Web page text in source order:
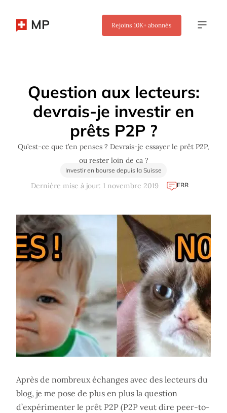
MP Rejoins 10K+ abonnés
Question aux lecteurs:
devrais-je investir en
prêts P2P ?
Qu’est-ce que t’en penses ? Devrais-je essayer le prêt P2P,
ou rester loin de ça ?
Investir en bourse depuis la Suisse
Dernière mise à jour: 1 novembre 2019 ERR
Après de nombreux échanges avec des lecteurs du
blog, je me pose de plus en plus la question
d’expérimenter le prêt P2P (P2P veut dire peer-to-